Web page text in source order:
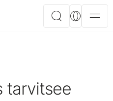
tarvitsee